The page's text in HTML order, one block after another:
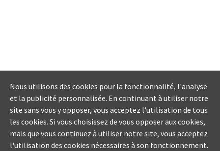
Nous utilisons des cookies pour la fonctionnalité, l'analyse
et la publicité personnalisée. En continuant à utiliser notre
site sans vous y opposer, vous acceptez l'utilisation de tous
les cookies. Si vous choisissez de vous opposer aux cookies,
mais que vous continuez à utiliser notre site, vous acceptez
l'utilisation des cookies nécessaires à son fonctionnement.